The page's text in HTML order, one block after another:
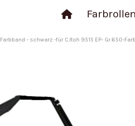
Farbrollen
Farbband - schwarz -für C.Itoh 9515 EP- Gr.650-